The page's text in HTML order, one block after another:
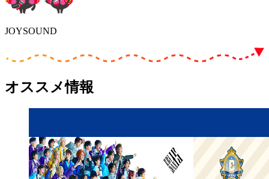
JOYSOUND
オススメ情報